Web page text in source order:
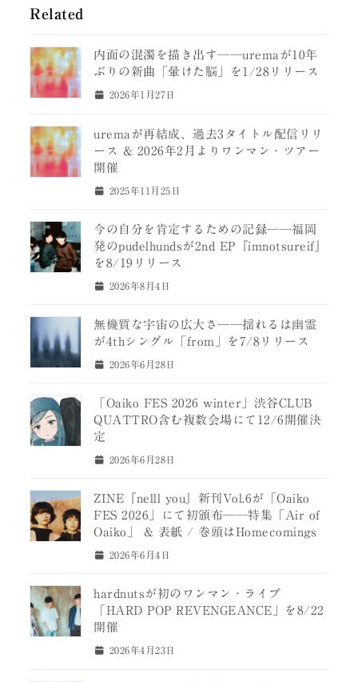
Related
内面の混濁を描き出す──uremaが10年
ぶりの新曲「暈けた脳」を1/28リリース
2026年1月27日
uremaが再結成、過去3タイトル配信リリ
ース & 2026年2月よりワンマン・ツアー
開催
2025年11月25日
今の自分を肯定するための記録──福岡
発のpudelhundsが2nd EP『imnotsureif』
を8/19リリース
2026年8月4日
無機質な宇宙の広大さ──揺れるは幽霊
が4thシングル「from」を7/8リリース
2026年6月28日
「Oaiko FES 2026 winter」渋谷CLUB
QUATTRO含む複数会場にて12/6開催決
定
2026年6月28日
ZINE『nelll you』新刊Vol.6が「Oaiko
FES 2026」にて初頒布──特集「Air of
Oaiko」 & 表紙 / 巻頭はHomecomings
2026年6月4日
hardnutsが初のワンマン・ライブ
「HARD POP REVENGEANCE」を8/22
開催
2026年4月23日